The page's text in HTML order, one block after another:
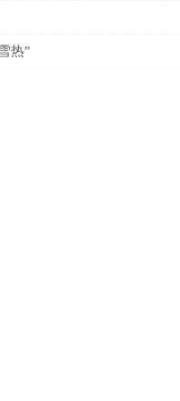
热”